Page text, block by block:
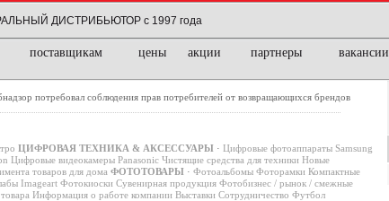
ДИСТРИБЬЮТОР с 1997 года
поставщикам цены акции партнеры вакансии
потребовал соблюдения прав потребителей от возвращающихся брендов
ЦИФРОВАЯ ТЕХНИКА & АКСЕССУАРЫ · Цифровые фотоаппараты Samsung
Цифровые видеокамеры Panasonic Чистящие средства для техники Новые
товаров для дома ФОТОТОВАРЫ · Фотоальбомы Фоторамки Компактные
Imageart Фотокиоски Сувенирная продукция Фотобизнес / рынок / смежные
Информация о работе компании Выставки Сотрудничество Футбол